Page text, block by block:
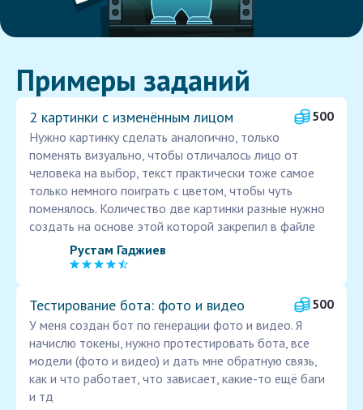
Примеры заданий
2 картинки с изменённым лицом
500
Нужно картинку сделать аналогично, только
поменять визуально, чтобы отличалось лицо от
человека на выбор, текст практически тоже самое
только немного поиграть с цветом, чтобы чуть
поменялось. Количество две картинки разные нужно
создать на основе этой которой закрепил в файле
Рустам Гаджиев
Тестирование бота: фото и видео
500
У меня создан бот по генерации фото и видео. Я
начислю токены, нужно протестировать бота, все
модели (фото и видео) и дать мне обратную связь,
как и что работает, что зависает, какие-то ещё баги
и тд